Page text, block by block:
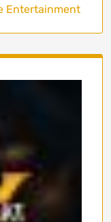
Entertainment